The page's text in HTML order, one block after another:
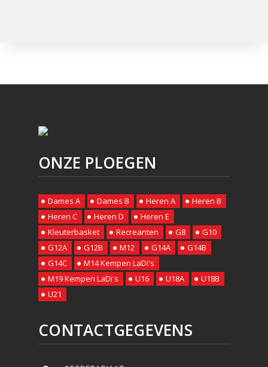
ONZE PLOEGEN
Dames A Dames B Heren A
Heren B
Heren C
Heren D
Heren E
Kleuterbasket
Recreanten G8
G10
G12A
G12B M12 G14A
G14B
G14C
M14 Kempen LaDi's
M19 Kempen LaDi's
U16 U18A
U18B
U21
CONTACTGEGEVENS